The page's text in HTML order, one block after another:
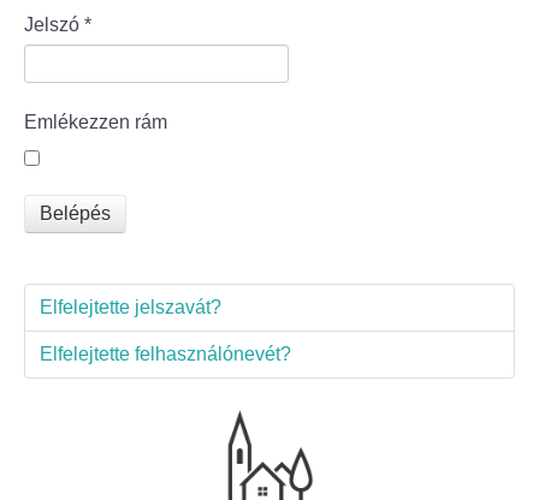
Bölcske település
Mi újság Bölcskén?
Értéktár bizottság
Látnivalók
Szállások
Református Egyház
Jelszó *
Emlékezzen rám
Belépés
Elfelejtette jelszavát?
Elfelejtette felhasználónevét?